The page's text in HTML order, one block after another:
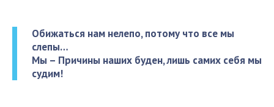
Обижаться нам нелепо, потому что все мы
слепы…
Мы – Причины наших буден, лишь самих себя мы
судим!